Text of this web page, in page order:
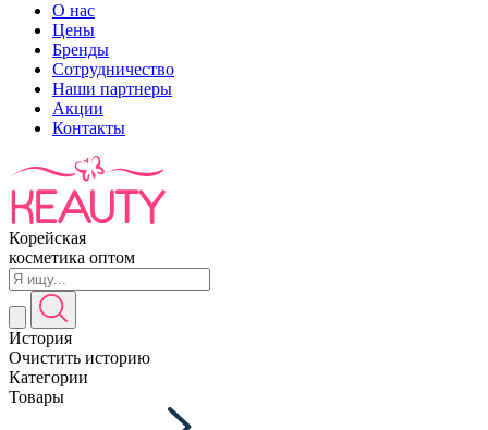
О нас
Цены
Бренды
Сотрудничество
Наши партнеры
Акции
Контакты
Корейская
косметика оптом
История
Очистить историю
Категории
Товары